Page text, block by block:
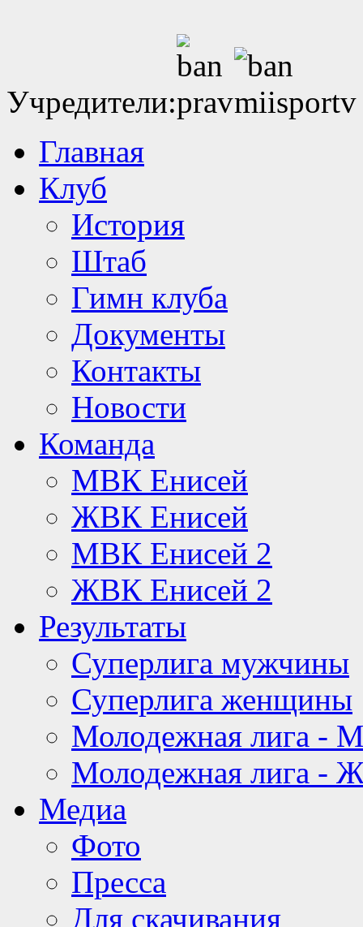
Учредители:
Главная
Клуб
История
Штаб
Гимн клуба
Документы
Контакты
Новости
Команда
МВК Енисей
ЖВК Енисей
МВК Енисей 2
ЖВК Енисей 2
Результаты
Суперлига мужчины
Суперлига женщины
Молодежная лига -
Молодежная лига -
Медиа
Фото
Пресса
Для скачивания